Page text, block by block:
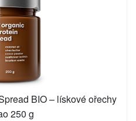
BIO – lískové ořechy
250 g